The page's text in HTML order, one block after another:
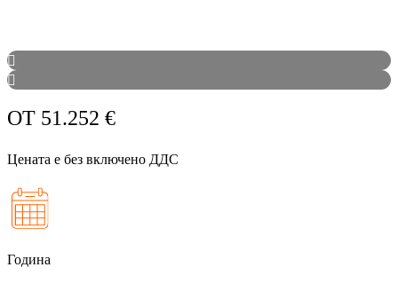
ОТ 51.252 €
Цената е без включено ДДС
Година